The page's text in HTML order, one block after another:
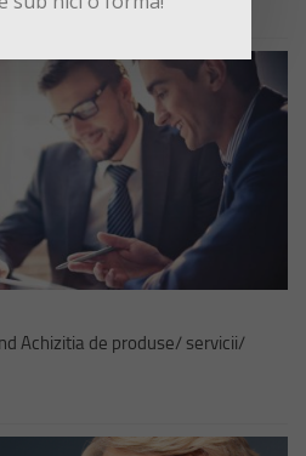
Achizitia de produse/ servicii/